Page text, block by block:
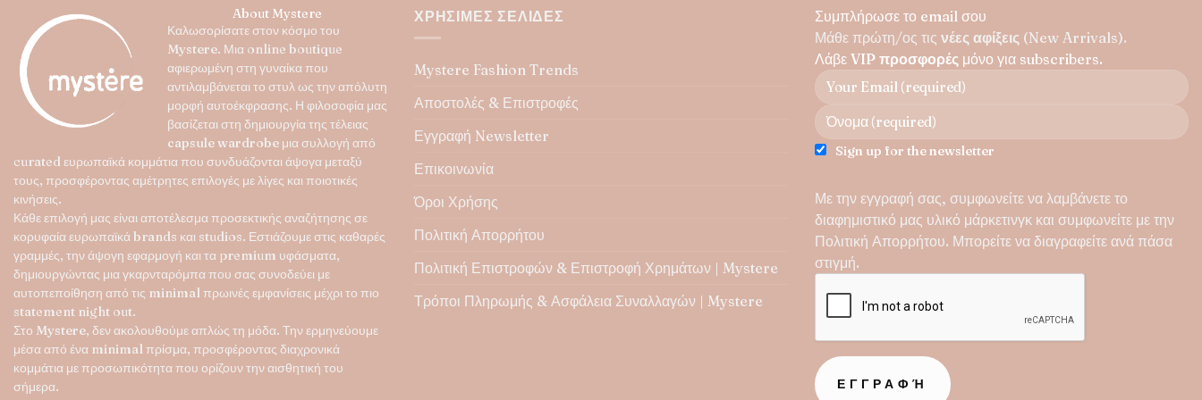
παραλλαγές.
Οι
επιλογές
μπορούν
να
επιλεγούν
στη
σελίδα
του
προϊόντος
παραλλαγές.
Οι
επιλογές
μπορούν
σελίδα
About Mystere
Καλωσορίσατε στον κόσμο του
Mystere. Μια online boutique
αφιερωμένη στη γυναίκα που
αντιλαμβάνεται το στυλ ως την απόλυτη
μορφή αυτοέκφρασης. Η φιλοσοφία μας
βασίζεται στη δημιουργία της τέλειας
capsule wardrobe μια συλλογή από
curated ευρωπαϊκά κομμάτια που συνδυάζονται άψογα μεταξύ
τους, προσφέροντας αμέτρητες επιλογές με λίγες και ποιοτικές
κινήσεις.
Κάθε επιλογή μας είναι αποτέλεσμα προσεκτικής αναζήτησης σε
κορυφαία ευρωπαϊκά brands και studios. Εστιάζουμε στις καθαρές
γραμμές, την άψογη εφαρμογή και τα premium υφάσματα,
δημιουργώντας μια γκαρνταρόμπα που σας συνοδεύει με
αυτοπεποίθηση από τις minimal πρωινές εμφανίσεις μέχρι το πιο
statement night out.
Στο Mystere, δεν ακολουθούμε απλώς τη μόδα. Την ερμηνεύουμε
μέσα από ένα minimal πρίσμα, προσφέροντας διαχρονικά
κομμάτια με προσωπικότητα που ορίζουν την αισθητική του
σήμερα.
ΧΡΉΣΙΜΕΣ ΣΕΛΊΔΕΣ
Mystere Fashion Trends
Αποστολές & Επιστροφές
Εγγραφή Newsletter
Επικοινωνία
Όροι Χρήσης
Πολιτική Απορρήτου
Πολιτική Επιστροφών & Επιστροφή Χρημάτων | Mystere
Τρόποι Πληρωμής & Ασφάλεια Συναλλαγών | Mystere
Συμπλήρωσε το email σου
Μάθε πρώτη/ος τις νέες αφίξεις (New Arrivals).
Λάβε VIP προσφορές μόνο για subscribers.
Sign up for the newsletter
Με την εγγραφή σας, συμφωνείτε να λαμβάνετε το
διαφημιστικό μας υλικό μάρκετινγκ και συμφωνείτε με την
Πολιτική Απορρήτου. Μπορείτε να διαγραφείτε ανά πάσα
στιγμή.